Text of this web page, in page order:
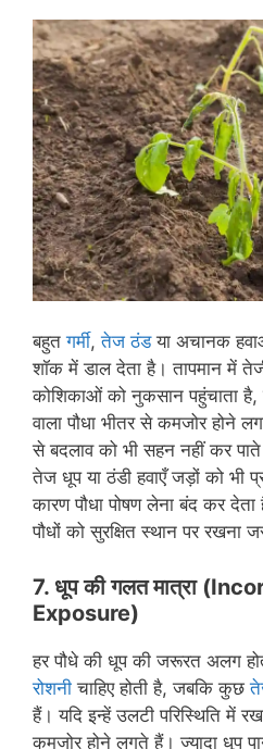
बहुतगर्मी,तेज ठंडया अचानक
शॉक में डाल देता है। तापमान में
कोशिकाओं को नुकसान पहुंचाता
वाला पौधा भीतर से कमजोर होने
से बदलाव को भी सहन नहीं कर
तेज धूप या ठंडी हवाएँ जड़ों को भी
कारण पौधा पोषण लेना बंद कर
पौधों को सुरक्षित स्थान पर रखना
7. धूप की गलत मात्रा (
Exposure)
हर पौधे की धूप की जरूरत अलग
रोशनी चाहिए होती है, जबकि कुछ
हैं। यदि इन्हें उलटी परिस्थिति में
कमजोर होने लगते हैं। ज्यादा धूप